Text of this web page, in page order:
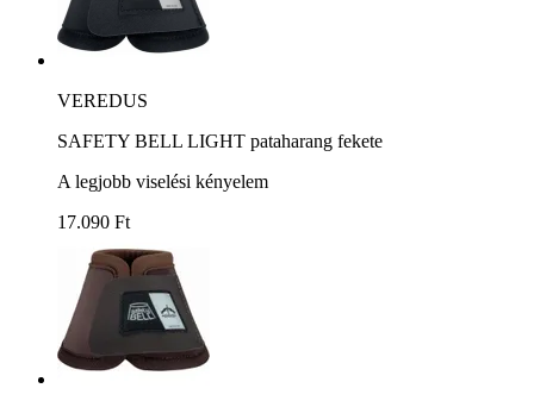
VEREDUS
SAFETY BELL LIGHT pataharang fekete
A legjobb viselési kényelem
17.090 Ft